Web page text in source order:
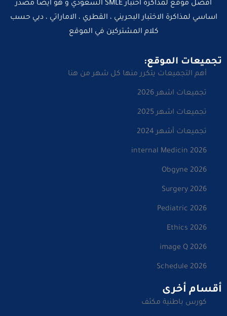
افضل موقع لمذاكرة اختبار SMLE السعودي و هو ايضا مصدر
اساسي لمذاكرة الاختبار البحريني ، القطري ، الاماراتي ، دبي حسب
كلام المشتركين في الموقع
تجميعات الموقع:
أهم التجميعات يتكرر منها كل شهر من هنا
تجميعات اشهر 2026
تجميعات اشهر 2025
تجميعات أشهر 2024
internal Medicin 2026
Obgyne 2026
Surgery 2026
Pediatric 2026
Ethics 2026
image Q 2026
Schedule 2026
أقسام أخرى
كورس باطنية مكثف